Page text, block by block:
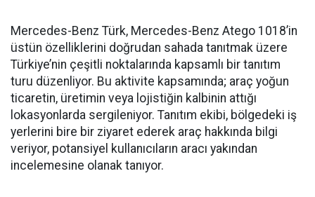
Mercedes-Benz Türk, Mercedes-Benz Atego 1018’in
üstün özelliklerini doğrudan sahada tanıtmak üzere
Türkiye’nin çeşitli noktalarında kapsamlı bir tanıtım
turu düzenliyor. Bu aktivite kapsamında; araç yoğun
ticaretin, üretimin veya lojistiğin kalbinin attığı
lokasyonlarda sergileniyor. Tanıtım ekibi, bölgedeki iş
yerlerini bire bir ziyaret ederek araç hakkında bilgi
veriyor, potansiyel kullanıcıların aracı yakından
incelemesine olanak tanıyor.